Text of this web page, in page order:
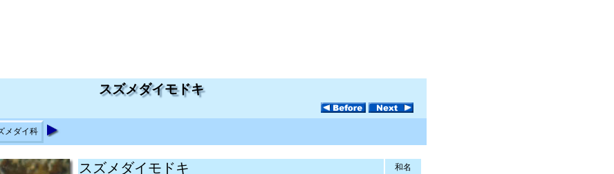
スズメダイモドキ
メダイ科
スズメダイモドキ 和名